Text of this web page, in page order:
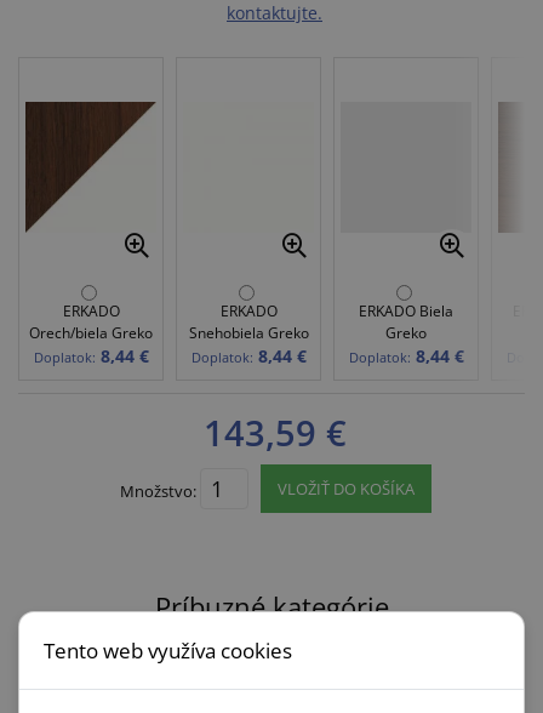
kontaktujte.
ERKADO
Orech/biela Greko
Doplatok: 8,44 €
ERKADO
Snehobiela Greko
Doplatok: 8,44 €
ERKADO Biela
Greko
Doplatok: 8,44 €
143,59 €
Množstvo: VLOŽIŤ DO KOŠÍKA
Príbuzné kategórie
Tento web využíva cookies